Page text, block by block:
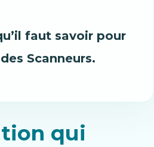
faut savoir pour
Scanneurs.
qui